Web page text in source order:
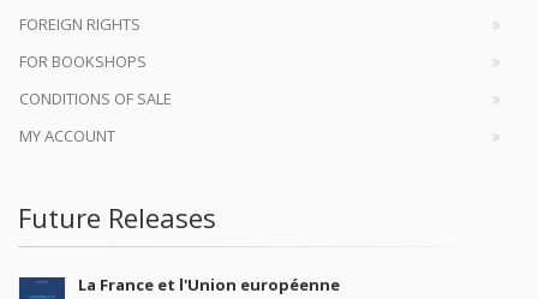
FOREIGN RIGHTS
FOR BOOKSHOPS
CONDITIONS OF SALE
MY ACCOUNT
Future Releases
La France et l'Union européenne